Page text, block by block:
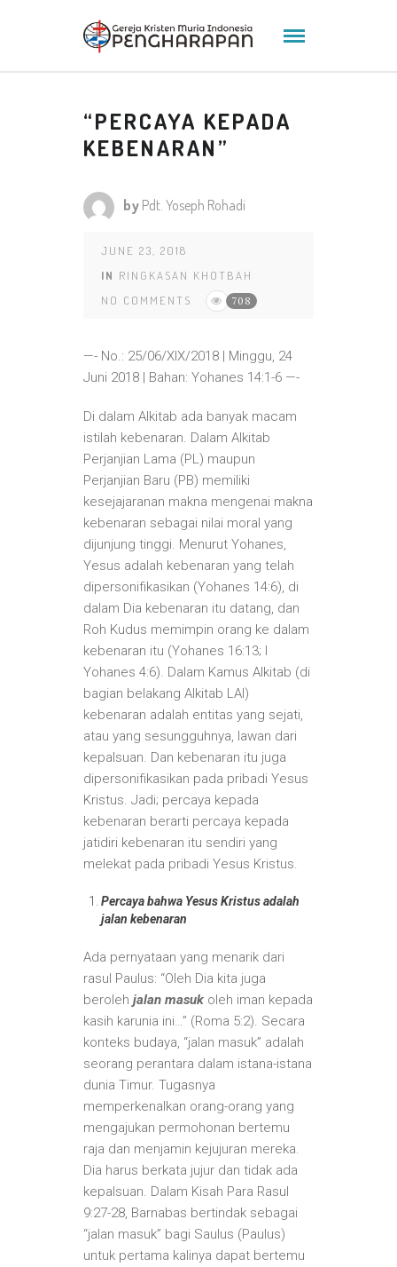
“PERCAYA KEPADA
KEBENARAN”
by Pdt. Yoseph Rohadi
JUNE 23, 2018
IN RINGKASAN KHOTBAH
NO COMMENTS
708
—- No.: 25/06/XIX/2018 | Minggu, 24
Juni 2018 | Bahan: Yohanes 14:1-6 —-
Di dalam Alkitab ada banyak macam
istilah kebenaran. Dalam Alkitab
Perjanjian Lama (PL) maupun
Perjanjian Baru (PB) memiliki
kesejajaranan makna mengenai makna
kebenaran sebagai nilai moral yang
dijunjung tinggi. Menurut Yohanes,
Yesus adalah kebenaran yang telah
dipersonifikasikan (Yohanes 14:6), di
dalam Dia kebenaran itu datang, dan
Roh Kudus memimpin orang ke dalam
kebenaran itu (Yohanes 16:13; I
Yohanes 4:6). Dalam Kamus Alkitab (di
bagian belakang Alkitab LAI)
kebenaran adalah entitas yang sejati,
atau yang sesungguhnya, lawan dari
kepalsuan. Dan kebenaran itu juga
dipersonifikasikan pada pribadi Yesus
Kristus. Jadi; percaya kepada
kebenaran berarti percaya kepada
jatidiri kebenaran itu sendiri yang
melekat pada pribadi Yesus Kristus.
Percaya bahwa Yesus Kristus adalah
jalan kebenaran
Ada pernyataan yang menarik dari
rasul Paulus: “Oleh Dia kita juga
beroleh jalan masuk oleh iman kepada
kasih karunia ini…” (Roma 5:2). Secara
konteks budaya, “jalan masuk” adalah
seorang perantara dalam istana-istana
dunia Timur. Tugasnya
memperkenalkan orang-orang yang
mengajukan permohonan bertemu
raja dan menjamin kejujuran mereka.
Dia harus berkata jujur dan tidak ada
kepalsuan. Dalam Kisah Para Rasul
9:27-28, Barnabas bertindak sebagai
“jalan masuk” bagi Saulus (Paulus)
untuk pertama kalinya dapat bertemu